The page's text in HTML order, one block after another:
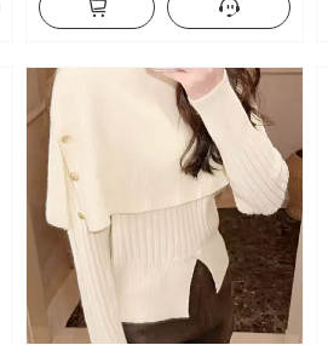
ESTILO OCCIDENTAL Super Bonito
Top Moda